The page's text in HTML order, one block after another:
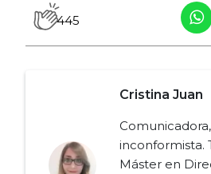
445
Cristina Juan
inconformista.
Máster en